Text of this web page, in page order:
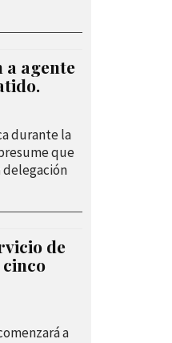
a agente
durante la
que
delegación
de
a